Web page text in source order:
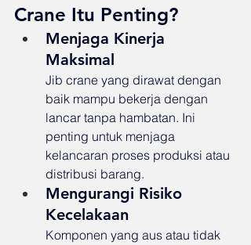
Crane Itu Penting?
Menjaga Kinerja
Maksimal
Jib crane yang dirawat dengan
baik mampu bekerja dengan
lancar tanpa hambatan. Ini
penting untuk menjaga
kelancaran proses produksi atau
distribusi barang.
Mengurangi Risiko
Kecelakaan
Komponen yang aus atau tidak